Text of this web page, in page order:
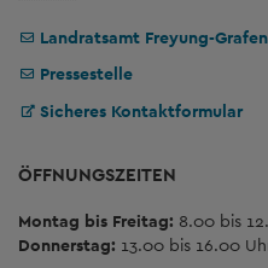
Landratsamt Freyung-
Pressestelle
Sicheres Kontaktformular
ÖFFNUNGSZEITEN
Montag bis Freitag: 8.00 bis
Donnerstag: 13.00 bis 16.00